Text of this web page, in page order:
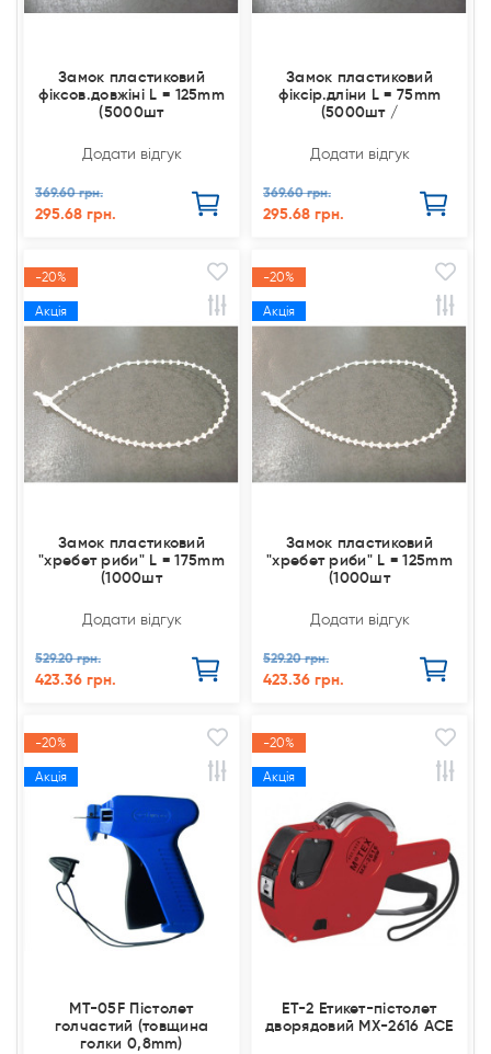
Замок пластиковий
фіксов.довжіні L = 125mm
(5000шт
Додати відгук
369.60 грн.
295.68 грн.
Замок пластиковий
фіксір.дліни L = 75mm
(5000шт /
Додати відгук
369.60 грн.
295.68 грн.
-20%
Акція
Замок пластиковий
"хребет риби" L = 175mm
(1000шт
Додати відгук
529.20 грн.
423.36 грн.
-20%
Акція
Замок пластиковий
"хребет риби" L = 125mm
(1000шт
Додати відгук
529.20 грн.
423.36 грн.
-20%
Акція
MT-05F Пістолет
голчастий (товщина
голки 0,8mm)
-20%
Акція
ET-2 Етикет-пістолет
дворядовий МХ-2616 АСЕ